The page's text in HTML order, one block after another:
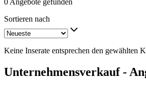
0 Angebote gefunden
Sortieren nach
Keine Inserate entsprechen den gewählten
Unternehmensverkauf -